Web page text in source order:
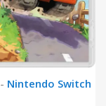
- Nintendo Switch